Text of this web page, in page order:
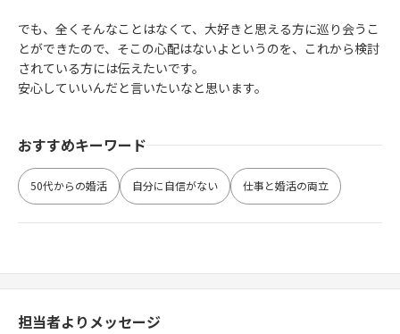
でも、全くそんなことはなくて、大好きと思える方に巡り会うこ
とができたので、そこの心配はないよというのを、これから検討
されている方には伝えたいです。
安心していいんだと言いたいなと思います。
おすすめキーワード
50代からの婚活 自分に自信がない 仕事と婚活の両立
担当者よりメッセージ